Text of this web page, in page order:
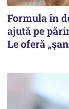
Formula în
ajută pe
Le oferă